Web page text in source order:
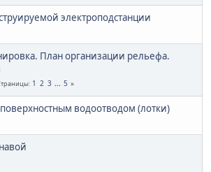
электроподстанции
План организации рельефа.
1 2 3 ... 5
водоотводом (лотки)